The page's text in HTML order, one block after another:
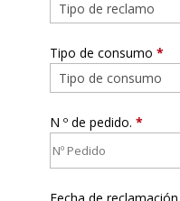
Tipo de consumo*
N º de pedido.*
Fecha de